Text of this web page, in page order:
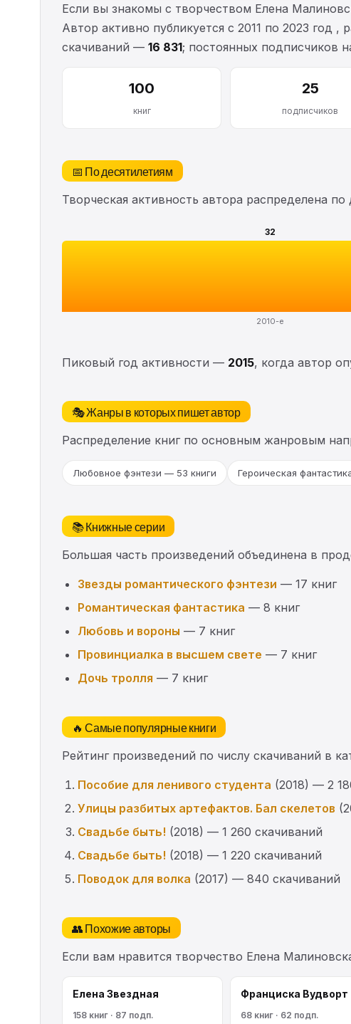
Если вы знакомы с творчеством Елена
Автор активно публикуется с 2011 по 2023 год
скачиваний — 16 831; постоянных подписчиков
100
книг
25
подписчиков
📅 По десятилетиям
Творческая активность автора распределена
32
2010-е
Пиковый год активности — 2015, когда автор
🎭 Жанры в которых пишет автор
Распределение книг по основным жанровым
Любовное фэнтези — 53 книги Героическая
📚 Книжные серии
Большая часть произведений объединена в
Звезды романтического фэнтези — 17 книг
Романтическая фантастика — 8 книг
Любовь и вороны — 7 книг
Провинциалка в высшем свете — 7 книг
Дочь тролля — 7 книг
🔥 Самые популярные книги
Рейтинг произведений по числу скачиваний в
Пособие для ленивого студента (2018) — 2
Улицы разбитых артефактов. Бал скелетов
Свадьбе быть! (2018) — 1 260 скачиваний
Свадьбе быть! (2018) — 1 220 скачиваний
Поводок для волка (2017) — 840 скачиваний
👥 Похожие авторы
Если вам нравится творчество Елена
Елена Звездная
158 книг · 87 подп.
Франциска Вудворт
68 книг · 62 подп.